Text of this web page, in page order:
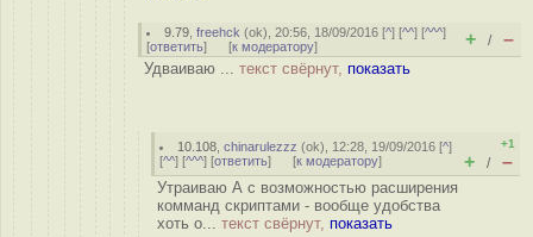
9.79 ,freehck (ok), 20:56, 18/09/2016 [^] [^^] [^^^]
[ответить] [к модератору] + / –
Удваиваю ... текст свёрнут, показать
10.108 ,chinarulezzz (ok), 12:28, 19/09/2016 [^]
[^^] [^^^] [ответить] [к модератору]
+1
+ / –
Утраиваю А с возможностью расширения
комманд скриптами - вообще удобства
хоть о... текст свёрнут, показать